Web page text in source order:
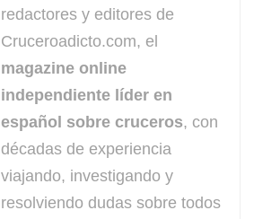
redactores y editores de
Cruceroadicto.com, el
magazine online
independiente líder en
español sobre cruceros, con
décadas de experiencia
viajando, investigando y
resolviendo dudas sobre todos